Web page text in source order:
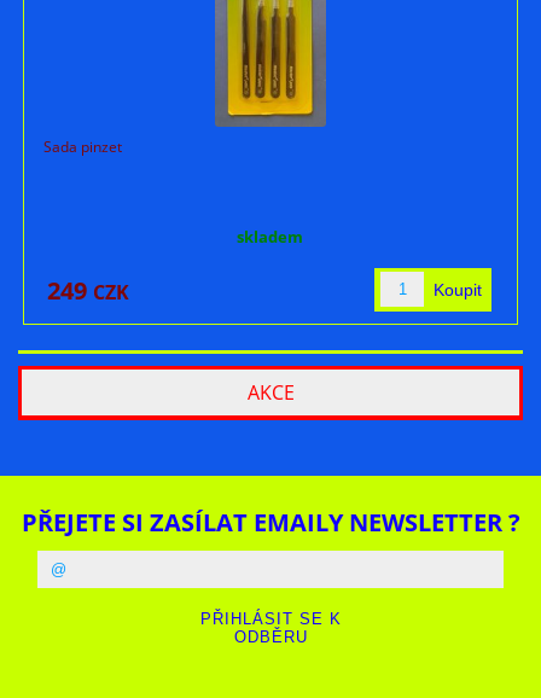
Sada pinzet
skladem
249 CZK
AKCE
PŘEJETE SI ZASÍLAT EMAILY NEWSLETTER ?